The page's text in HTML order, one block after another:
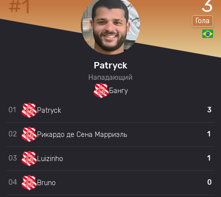
#1
Patryck
Нападающий
Бангу
3
Гола
01 Patryck 3
02 Рикардо де Сена Марриэль 1
03 Luizinho 1
04 Bruno 0